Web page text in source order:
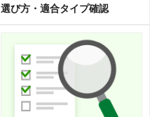
選び方・適合タイプ確認